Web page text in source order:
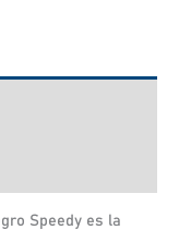
Speedy es la